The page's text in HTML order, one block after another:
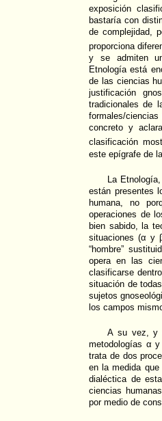
exposición
bastaría con
de complejidad,
proporciona
y se admiten
Etnología está
de las ciencias
justificación
tradicionales de
formales/
concreto y
clasificación
este epígrafe de
La
están presentes
humana, no
operaciones de
bien sabido, la
situaciones (α y
“hombre”
opera en las
clasificarse
situación de
sujetos
los campos
A su vez, y
metodologías α
trata de dos
en la medida
dialéctica de
ciencias
por medio de